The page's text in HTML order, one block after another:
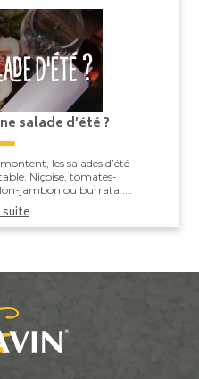
salade d’été ?
les salades d’été
Niçoise, tomates-
jambon ou burrata :
suite